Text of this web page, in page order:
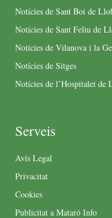
Notícies de Sant Boi de
Notícies de Sant Feliu de
Notícies de Vilanova i la
Notícies de Sitges
Notícies de l’Hospitalet de
Serveis
Avís Legal
Privacitat
Cookies
Publicitat a Mataró Info